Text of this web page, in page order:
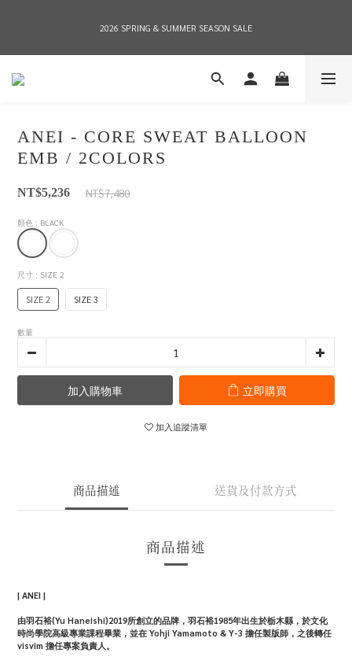
2026 SPRING & SUMMER SEASON SALE
2026 SPRING & SUMMER SEASON SALE
全店消費滿NT$8,000 享有7-11店到店免運費，NT$10,000店到店與宅配到府免運費
2026 SPRING & SUMMER SEASON SALE
ANEI - CORE SWEAT BALLOON
EMB / 2COLORS
NT$5,236 NT$7,480
顏色 : BLACK
尺寸 : SIZE 2
SIZE 2 SIZE 3
數量
加入購物車 立即購買
加入追蹤清單
商品描述 送貨及付款方式
商品描述
| ANEI |
由羽石裕(Yu Haneishi)2019所創立的品牌，羽石裕1985年出生於栃木縣，於文化
時尚學院高級專業課程畢業，並在 Yohji Yamamoto & Y-3 擔任製版師，之後轉任
visvim 擔任專案負責人。